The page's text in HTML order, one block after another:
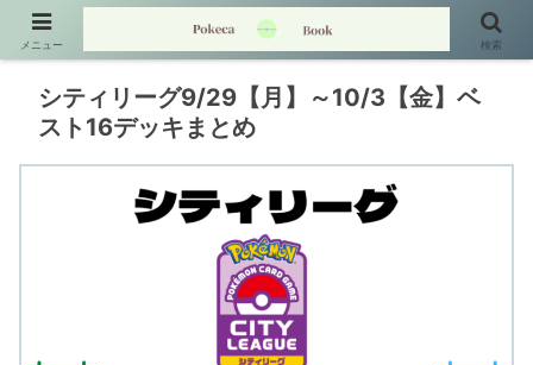
シティリーグ9/29【月】～10/3【金】ベ
スト16デッキまとめ
メニュー 検索